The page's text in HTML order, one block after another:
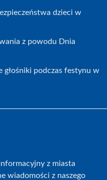
dzieci w
z powodu Dnia
głośniki podczas festynu w
z miasta
wiadomości z naszego